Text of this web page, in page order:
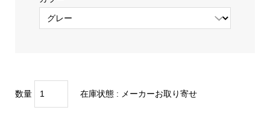
数量 在庫状態 : メーカーお取り寄せ